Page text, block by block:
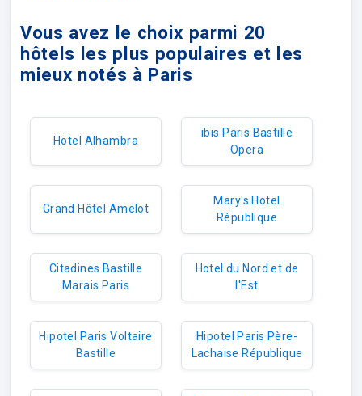
Vous avez le choix parmi 20
hôtels les plus populaires et les
mieux notés à Paris
Hotel Alhambra
ibis Paris Bastille
Opera
Grand Hôtel Amelot
Mary's Hotel
République
Citadines Bastille
Marais Paris
Hotel du Nord et de
l'Est
Hipotel Paris Voltaire
Bastille
Hipotel Paris Père-
Lachaise République